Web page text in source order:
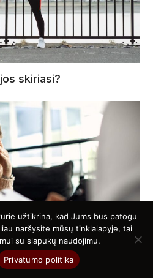
skiriasi?
užtikrina, kad Jums bus patogu
naršysite mūsų tinklalapyje, tai
su slapukų naudojimu.
Privatumo politika